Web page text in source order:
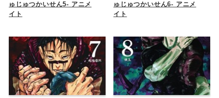
ゅじゅつかいせん5- アニメ
イト
ゅじゅつかいせん6- アニメ
イト